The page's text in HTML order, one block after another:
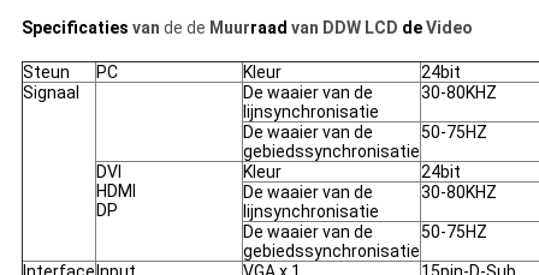
Specificaties van de de Muurraad van DDW LCD deVideo
Steun PC Kleur
24bit
Signaal
De waaier van de
lijnsynchronisatie
30-80KHZ
De waaier van de
gebiedssynchronisatie
50-75HZ
DVI
HDMI
DP
Kleur
24bit
De waaier van de
lijnsynchronisatie
30-80KHZ
De waaier van de
gebiedssynchronisatie
50-75HZ